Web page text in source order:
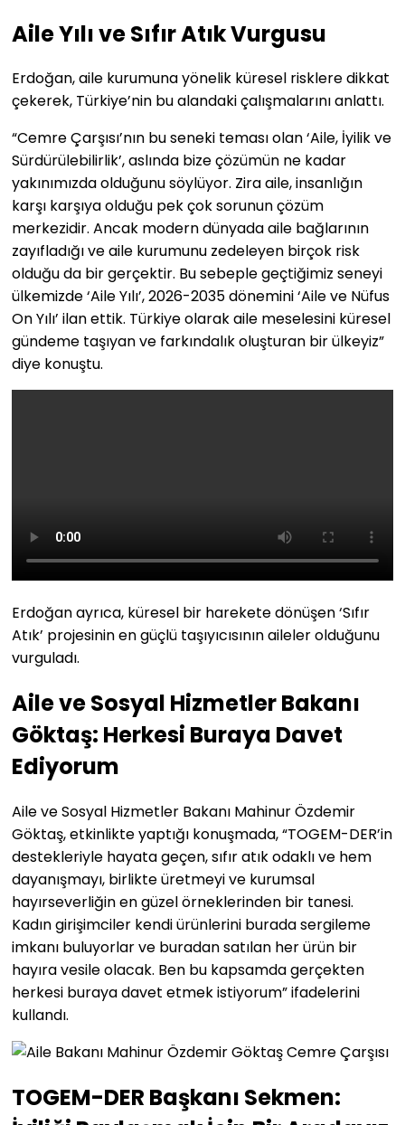
Aile Yılı ve Sıfır Atık Vurgusu
Erdoğan, aile kurumuna yönelik küresel risklere dikkat
çekerek, Türkiye’nin bu alandaki çalışmalarını anlattı.
“Cemre Çarşısı’nın bu seneki teması olan ‘Aile, İyilik ve
Sürdürülebilirlik’, aslında bize çözümün ne kadar
yakınımızda olduğunu söylüyor. Zira aile, insanlığın
karşı karşıya olduğu pek çok sorunun çözüm
merkezidir. Ancak modern dünyada aile bağlarının
zayıfladığı ve aile kurumunu zedeleyen birçok risk
olduğu da bir gerçektir. Bu sebeple geçtiğimiz seneyi
ülkemizde ‘Aile Yılı’, 2026-2035 dönemini ‘Aile ve Nüfus
On Yılı’ ilan ettik. Türkiye olarak aile meselesini küresel
gündeme taşıyan ve farkındalık oluşturan bir ülkeyiz”
diye konuştu.
Erdoğan ayrıca, küresel bir harekete dönüşen ‘Sıfır
Atık’ projesinin en güçlü taşıyıcısının aileler olduğunu
vurguladı.
Aile ve Sosyal Hizmetler Bakanı
Göktaş: Herkesi Buraya Davet
Ediyorum
Aile ve Sosyal Hizmetler Bakanı Mahinur Özdemir
Göktaş, etkinlikte yaptığı konuşmada, “TOGEM-DER’in
destekleriyle hayata geçen, sıfır atık odaklı ve hem
dayanışmayı, birlikte üretmeyi ve kurumsal
hayırseverliğin en güzel örneklerinden bir tanesi.
Kadın girişimciler kendi ürünlerini burada sergileme
imkanı buluyorlar ve buradan satılan her ürün bir
hayıra vesile olacak. Ben bu kapsamda gerçekten
herkesi buraya davet etmek istiyorum” ifadelerini
kullandı.
TOGEM-DER Başkanı Sekmen: